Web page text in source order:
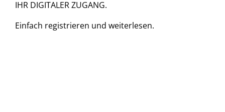
IHR DIGITALER ZUGANG.
Einfach registrieren und weiterlesen.